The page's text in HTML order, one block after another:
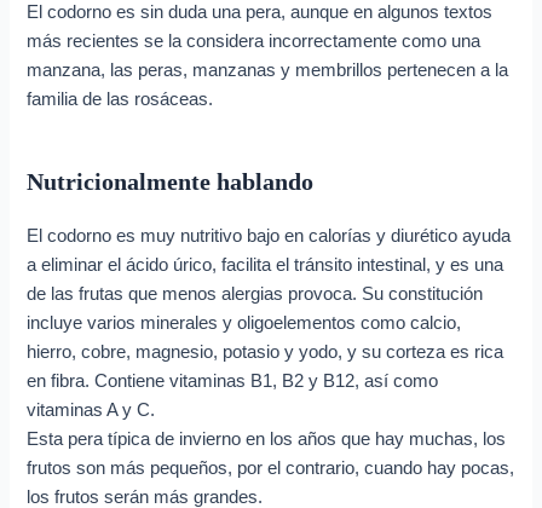
El codorno es sin duda una pera, aunque en algunos textos
más recientes se la considera incorrectamente como una
manzana, las peras, manzanas y membrillos pertenecen a la
familia de las rosáceas.
Nutricionalmente hablando
El codorno es muy nutritivo bajo en calorías y diurético ayuda
a eliminar el ácido úrico, facilita el tránsito intestinal, y es una
de las frutas que menos alergias provoca. Su constitución
incluye varios minerales y oligoelementos como calcio,
hierro, cobre, magnesio, potasio y yodo, y su corteza es rica
en fibra. Contiene vitaminas B1, B2 y B12, así como
vitaminas A y C.
Esta pera típica de invierno en los años que hay muchas, los
frutos son más pequeños, por el contrario, cuando hay pocas,
los frutos serán más grandes.